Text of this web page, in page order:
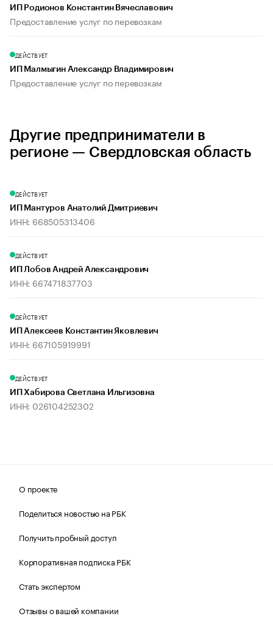
ИП Родионов Константин Вячеславович
Предоставление услуг по перевозкам
ДЕЙСТВУЕТ
ИП Малмыгин Александр Владимирович
Предоставление услуг по перевозкам
Другие предприниматели в
регионе — Свердловская область
ДЕЙСТВУЕТ
ИП Мантуров Анатолий Дмитриевич
ИНН: 668505313406
ДЕЙСТВУЕТ
ИП Лобов Андрей Александрович
ИНН: 667471837703
ДЕЙСТВУЕТ
ИП Алексеев Константин Яковлевич
ИНН: 667105919991
ДЕЙСТВУЕТ
ИП Хабирова Светлана Ильгизовна
ИНН: 026104252302
О проекте
Поделиться новостью на РБК
Получить пробный доступ
Корпоративная подписка РБК
Стать экспертом
Отзывы о вашей компании